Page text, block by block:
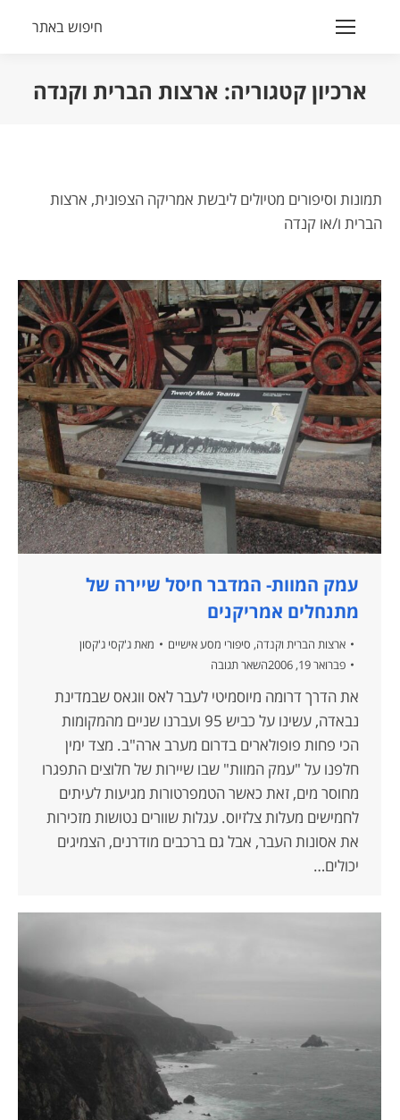
Search:
חיפוש באתר
ארכיון קטגוריה: ארצות הברית וקנדה
תמונות וסיפורים מטיולים ליבשת אמריקה הצפונית, ארצות
הברית ו/או קנדה
עמק המוות- המדבר חיסל שיירה של
מתנחלים אמריקנים
ארצות הברית וקנדה, סיפורי מסע אישיים מאת ג'קסי ג'קסון
פברואר 19, 2006
השאר תגובה
את הדרך דרומה מיוסמיטי לעבר לאס ווגאס שבמדינת
נבאדה, עשינו על כביש 95 ועברנו שניים מהמקומות
הכי פחות פופולארים בדרום מערב ארה"ב. מצד ימין
חלפנו על "עמק המוות" שבו שיירות של חלוצים התפגרו
מחוסר מים, זאת כאשר הטמפרטורות מגיעות לעיתים
לחמישים מעלות צלזיוס. עגלות שוורים נטושות מזכירות
את אסונות העבר, אבל גם ברכבים מודרנים, הצמיגים
יכולים…